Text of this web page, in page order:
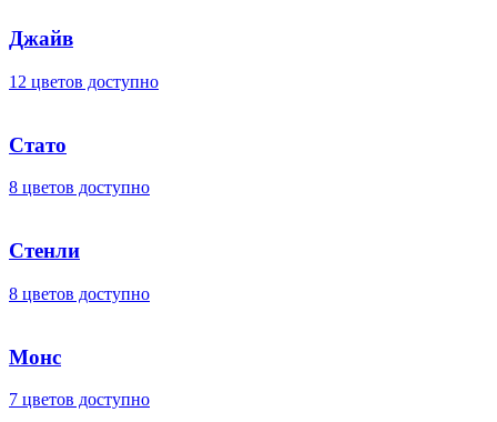
Джайв
12 цветов доступно
Стато
8 цветов доступно
Стенли
8 цветов доступно
Монс
7 цветов доступно